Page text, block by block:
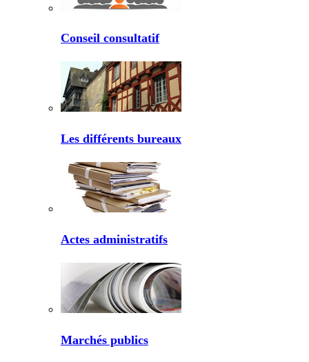
Conseil consultatif
Les différents bureaux
Actes administratifs
Marchés publics